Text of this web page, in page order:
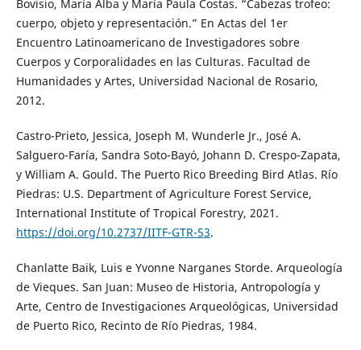
Bovisio, María Alba y María Paula Costas. “Cabezas trofeo:
cuerpo, objeto y representación.” En Actas del 1er
Encuentro Latinoamericano de Investigadores sobre
Cuerpos y Corporalidades en las Culturas. Facultad de
Humanidades y Artes, Universidad Nacional de Rosario,
2012.
Castro-Prieto, Jessica, Joseph M. Wunderle Jr., José A.
Salguero-Faría, Sandra Soto-Bayó, Johann D. Crespo-Zapata,
y William A. Gould. The Puerto Rico Breeding Bird Atlas. Río
Piedras: U.S. Department of Agriculture Forest Service,
International Institute of Tropical Forestry, 2021.
https://doi.org/10.2737/IITF-GTR-53.
Chanlatte Baik, Luis e Yvonne Narganes Storde. Arqueología
de Vieques. San Juan: Museo de Historia, Antropología y
Arte, Centro de Investigaciones Arqueológicas, Universidad
de Puerto Rico, Recinto de Río Piedras, 1984.